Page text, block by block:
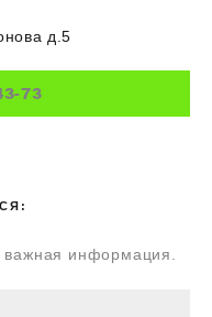
д.5
73
важная информация.